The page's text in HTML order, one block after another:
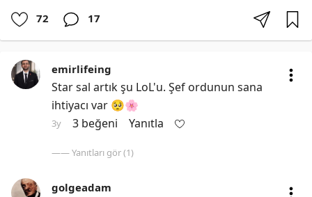
72 17
emirlifeing
Star sal artık şu LoL'u. Şef ordunun sana
ihtiyacı var 🥺🌸
3y 3 beğeni Yanıtla
—— Yanıtları gör (1)
golgeadam